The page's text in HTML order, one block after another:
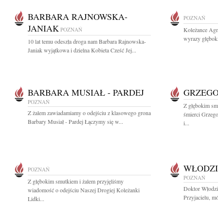
BARBARA RAJNOWSKA-
JANIAK POZNAŃ
10 lat temu odeszła droga nam Barbara Rajnowska-
Janiak wyjątkowa i dzielna Kobieta Cześć Jej...
POZNAŃ
Koleżance
wyrazy
BARBARA MUSIAŁ - PARDEJ
POZNAŃ
Z żalem zawiadamiamy o odejściu z klasowego grona
Barbary Musiał - Pardej Łączymy się w...
Z głębokim
śmierci
i...
POZNAŃ
Z głębokim smutkiem i żalem przyjęliśmy
wiadomość o odejściu Naszej Drogiej Koleżanki
Lidki...
POZNAŃ
Doktor
Przyjacielu,